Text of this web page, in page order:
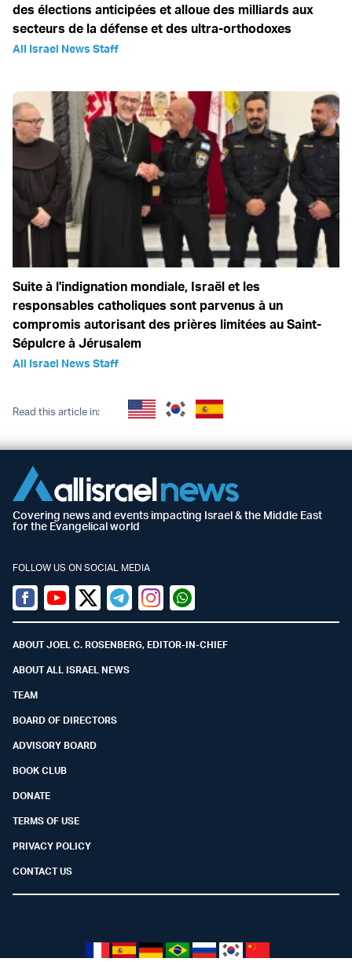
des élections anticipées et alloue des milliards aux
secteurs de la défense et des ultra-orthodoxes
All Israel News Staff
Suite à l'indignation mondiale, Israël et les
responsables catholiques sont parvenus à un
compromis autorisant des prières limitées au Saint-
Sépulcre à Jérusalem
All Israel News Staff
Read this article in:
Covering news and events impacting Israel & the Middle East
for the Evangelical world
FOLLOW US ON SOCIAL MEDIA
Facebook
YoutubeTwitter (X)
TelegramInstagramWhatsapp
ABOUT JOEL C. ROSENBERG, EDITOR-IN-CHIEF
ABOUT ALL ISRAEL NEWS
TEAM
BOARD OF DIRECTORS
ADVISORY BOARD
BOOK CLUB
DONATE
TERMS OF USE
PRIVACY POLICY
CONTACT US